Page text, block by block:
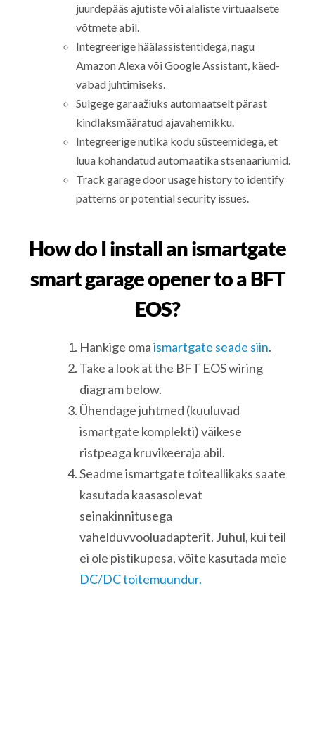
juurdepääs ajutiste või alaliste virtuaalsete
võtmete abil.
Integreerige häälassistentidega, nagu
Amazon Alexa või Google Assistant, käed-
vabad juhtimiseks.
Sulgege garaažiuks automaatselt pärast
kindlaksmääratud ajavahemikku.
Integreerige nutika kodu süsteemidega, et
luua kohandatud automaatika stsenaariumid.
Track garage door usage history to identify
patterns or potential security issues.
How do I install an ismartgate
smart garage opener to a BFT
EOS?
Hankige omaismartgate seade siin.
Take a look at the BFT EOS wiring
diagram below.
Ühendage juhtmed (kuuluvad
ismartgate komplekti) väikese
ristpeaga kruvikeeraja abil.
Seadme ismartgate toiteallikaks saate
kasutada kaasasolevat
seinakinnitusega
vahelduvvooluadapterit. Juhul, kui teil
ei ole pistikupesa, võite kasutada meie
DC/DC toitemuundur.